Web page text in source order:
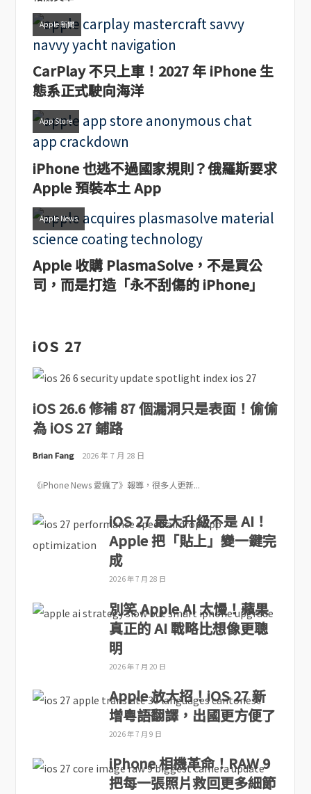
Apple 新聞
CarPlay 不只上車！2027 年 iPhone 生
態系正式駛向海洋
App Store
iPhone 也逃不過國家規則？俄羅斯要求
Apple 預裝本土 App
Apple News
Apple 收購 PlasmaSolve，不是買公
司，而是打造「永不刮傷的 iPhone」
iOS 27
iOS 26.6 修補 87 個漏洞只是表面！偷偷
為 iOS 27 鋪路
Brian Fang 2026 年 7 月 28 日
《iPhone News 愛瘋了》報導，很多人更新...
iOS 27 最大升級不是 AI！
Apple 把「貼上」變一鍵完
成
2026 年 7 月 28 日
別笑 Apple AI 太慢！蘋果
真正的 AI 戰略比想像更聰
明
2026 年 7 月 20 日
Apple 放大招！iOS 27 新
增粵語翻譯，出國更方便了
2026 年 7 月 9 日
iPhone 相機革命！RAW 9
把每一張照片救回更多細節